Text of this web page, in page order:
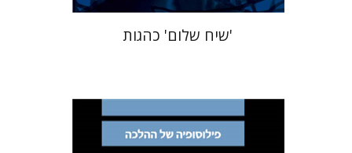
'שיח שלום' כהגות